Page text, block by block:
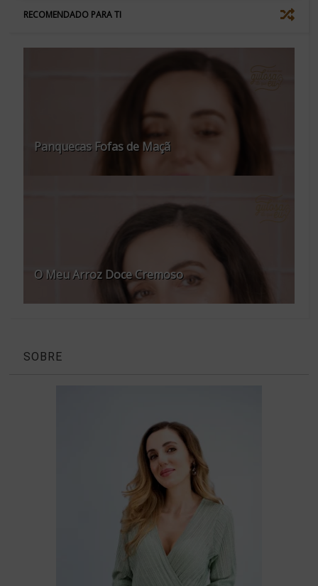
RECOMENDADO PARA TI
Panquecas Fofas de Maçã
O Meu Arroz Doce Cremoso
SOBRE